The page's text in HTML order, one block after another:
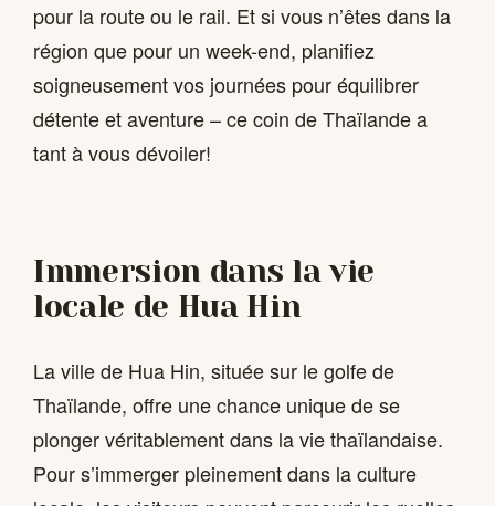
pour la route ou le rail. Et si vous n’êtes dans la
région que pour un week-end, planifiez
soigneusement vos journées pour équilibrer
détente et aventure – ce coin de Thaïlande a
tant à vous dévoiler!
Immersion dans la vie
locale de Hua Hin
La ville de Hua Hin, située sur le golfe de
Thaïlande, offre une chance unique de se
plonger véritablement dans la vie thaïlandaise.
Pour s’immerger pleinement dans la culture